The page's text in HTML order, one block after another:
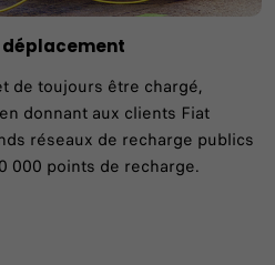
déplacement
de toujours être chargé,
donnant aux clients Fiat
réseaux de recharge publics
000 points de recharge.